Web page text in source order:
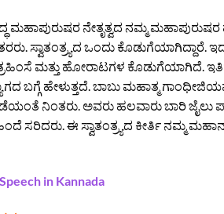
ಮಹಾಪುರುಷರ ನೇತೃತ್ವದ ನಮ್ಮ
ಸ್ವಾತಂತ್ರ್ಯದ ಒಂದು ಕೊಡುಗೆಯಾಗಿದ್ದಾರೆ.
ಮತ್ತು ಹೋರಾಟಗಳ ಕೊಡುಗೆಯಾಗಿದೆ.
ಬಗ್ಗೆ ಹೇಳುತ್ತದೆ. ಬಾಬು ಮಹಾತ್ಮ
ನಿಂತರು. ಅವರು ಹಲವಾರು ಬಾರಿ ಜೈಲು
ಸರಿದರು. ಈ ಸ್ವಾತಂತ್ರ್ಯದ ಕೀರ್ತಿ ನಮ್ಮ
in Kannada